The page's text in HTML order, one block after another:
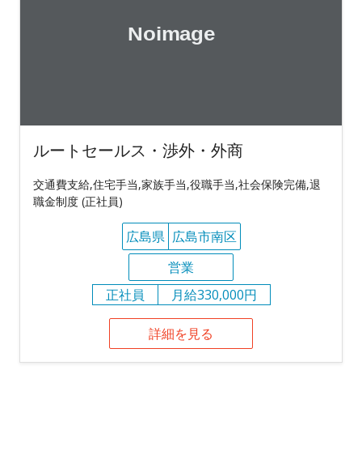
ルートセールス・渉外・外商
交通費支給,住宅手当,家族手当,役職手当,社会保険完備,退
職金制度 (正社員)
広島県 広島市南区
営業
正社員
月給330,000円
詳細を見る